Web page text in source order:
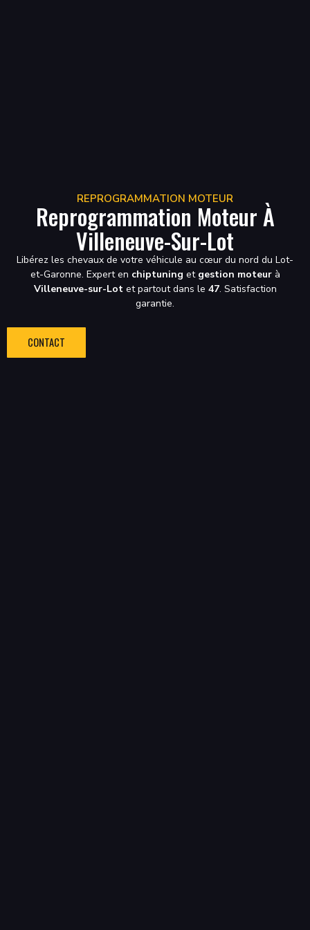
REPROGRAMMATION MOTEUR
Reprogrammation Moteur À
Villeneuve-Sur-Lot
Libérez les chevaux de votre véhicule au cœur du nord du Lot-
et-Garonne. Expert en chiptuning et gestion moteurà
Villeneuve-sur-Lotet partout dans le 47. Satisfaction
garantie.
CONTACT